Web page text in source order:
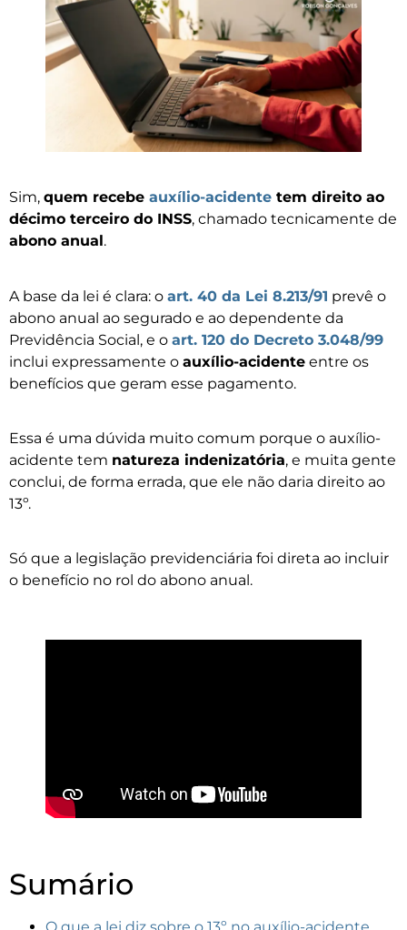
Sim, quem recebe auxílio-acidente tem direito ao
décimo terceiro do INSS, chamado tecnicamente de
abono anual.
A base da lei é clara: o art. 40 da Lei 8.213/91 prevê o
abono anual ao segurado e ao dependente da
Previdência Social, e o art. 120 do Decreto 3.048/99
inclui expressamente o auxílio-acidente entre os
benefícios que geram esse pagamento.
Essa é uma dúvida muito comum porque o auxílio-
acidente tem natureza indenizatória, e muita gente
conclui, de forma errada, que ele não daria direito ao
13º.
Só que a legislação previdenciária foi direta ao incluir
o benefício no rol do abono anual.
Sumário
O que a lei diz sobre o 13º no auxílio-acidente